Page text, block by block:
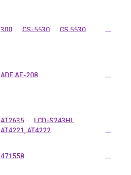
300 CS-5530 CS 5530 ...
ADF AF-208 ...
AT2635
LCD-S243HL
AT4221, AT4222
...
471558 ...